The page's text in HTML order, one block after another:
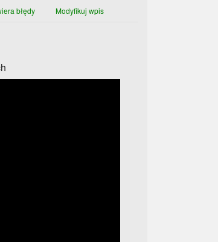
błędy Modyfikuj wpis